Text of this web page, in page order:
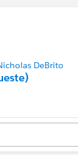
DeBrito